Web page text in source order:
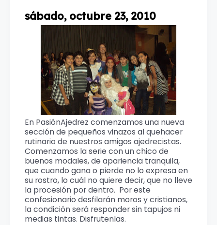
sábado, octubre 23, 2010
En PasiónAjedrez comenzamos una nueva
sección de pequeños vinazos al quehacer
rutinario de nuestros amigos ajedrecistas.
Comenzamos la serie con un chico de
buenos modales, de apariencia tranquila,
que cuando gana o pierde no lo expresa en
su rostro, lo cuál no quiere decir, que no lleve
la procesión por dentro. Por este
confesionario desfilarán moros y cristianos,
la condición será responder sin tapujos ni
medias tintas. Disfrutenlas.